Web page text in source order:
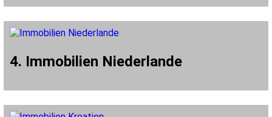
4. Immobilien Niederlande